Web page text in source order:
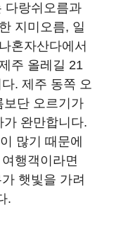
다랑쉬오름과
지미오름, 일
혼자산다에서
주 올레길 21
. 제주 동쪽 오
보단 오르기가
완만합니다.
많기 때문에
행객이라면
햇빛을 가려
.